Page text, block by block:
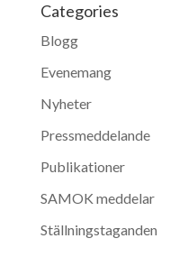
Categories
Blogg
Evenemang
Nyheter
Pressmeddelande
Publikationer
SAMOK meddelar
Ställningstaganden